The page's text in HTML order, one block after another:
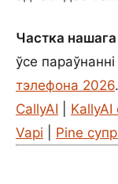
Частка
ўсе параўнанні
тэлефона 2026
CallyAI
KallyAI
Vapi
Pine